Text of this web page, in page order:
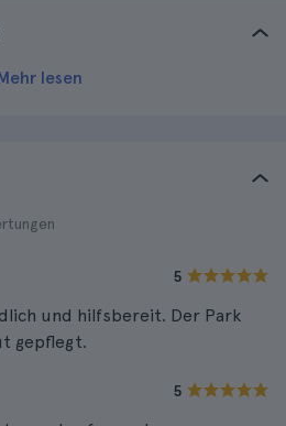
lesen
5
und hilfsbereit. Der Park
gepflegt.
5